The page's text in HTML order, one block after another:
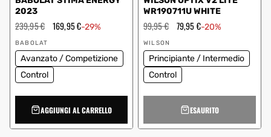
2023
Prezzo
regolare
239,95 € Prezzo
scontato
169,95 €-29%
Fornitore:
BABOLAT
Avanzato / Competizione
Control
AGGIUNGI AL CARRELLO
WR190711U WHITE
Prezzo
regolare
99,95 € Prezzo
scontato
79,95 €-20%
Fornitore:
WILSON
Principiante / Intermedio
Control
ESAURITO